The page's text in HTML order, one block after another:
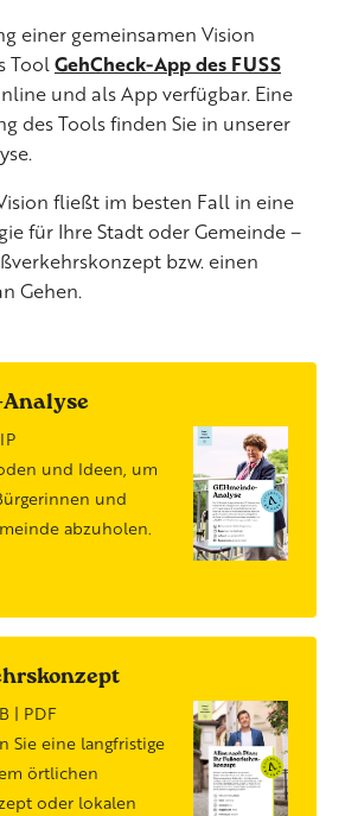
einer gemeinsamen Vision
Tool GehCheck-App des FUSS
und als App verfügbar. Eine
des Tools finden Sie in unserer
fließt im besten Fall in eine
für Ihre Stadt oder Gemeinde –
bzw. einen
Gehen.
und Ideen, um
und
abzuholen.
| PDF
Sie eine langfristige
örtlichen
oder lokalen